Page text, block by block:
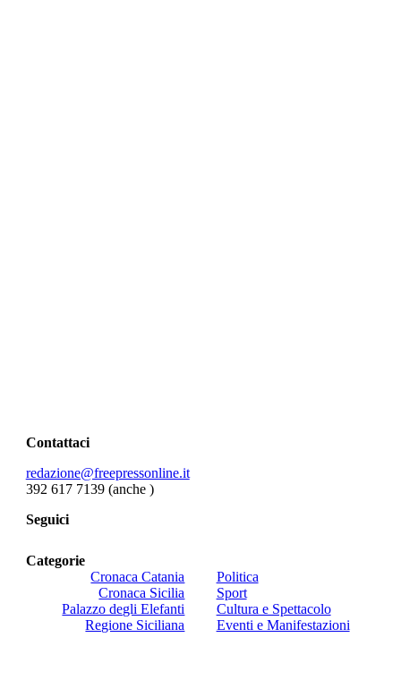
Contattaci
redazione@freepressonline.it
392 617 7139 (anche )
Seguici
Categorie
Cronaca Catania
Cronaca Sicilia
Palazzo degli Elefanti
Regione Siciliana
Politica
Sport
Cultura e Spettacolo
Eventi e Manifestazioni